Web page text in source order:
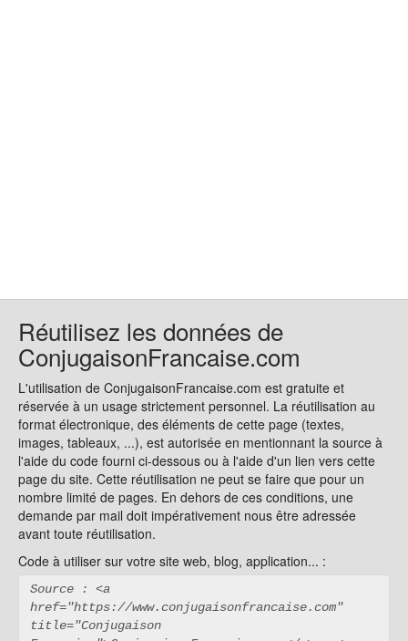
Réutilisez les données de
ConjugaisonFrancaise.com
L'utilisation de ConjugaisonFrancaise.com est gratuite et
réservée à un usage strictement personnel. La réutilisation au
format électronique, des éléments de cette page (textes,
images, tableaux, ...), est autorisée en mentionnant la source à
l'aide du code fourni ci-dessous ou à l'aide d'un lien vers cette
page du site. Cette réutilisation ne peut se faire que pour un
nombre limité de pages. En dehors de ces conditions, une
demande par mail doit impérativement nous être adressée
avant toute réutilisation.
Code à utiliser sur votre site web, blog, application... :